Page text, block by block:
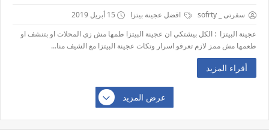
سفرتى _ sofrty افضل عجينة بيتزا
15 أبريل 2019
عجينة البيتزا : الكل بيشتكي ان عجينة البيتزا طمها مش زي المحلات او بتنشف او
طعمها مش ممز لازم تعرفو اسرار وتكات عجينة البيتزا مع الشيف منا...
أقراء المزيد
عرض المزيد